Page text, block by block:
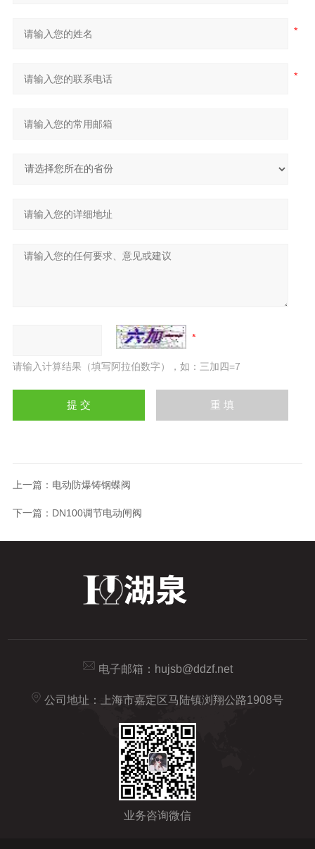
请输入计算结果（填写阿拉伯数字），如：三加四=7
上一篇： 电动防爆铸钢蝶阀
下一篇： DN100调节电动闸阀
电子邮箱： hujsb@ddzf.net
公司地址：上海市嘉定区马陆镇浏翔公路1908号
业务咨询微信